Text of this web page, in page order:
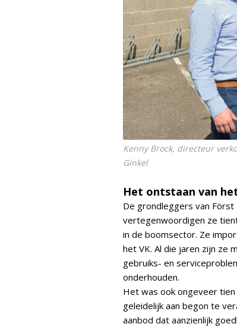
Kenny Brock, directeur
Ginkel
Het ontstaan van
De grondleggers van Först
vertegenwoordigen ze
in de boomsector. Ze
het VK. Al die jaren zijn ze
gebruiks- en
onderhouden.
Het was ook ongeveer
geleidelijk aan begon te
aanbod dat aanzienlijk